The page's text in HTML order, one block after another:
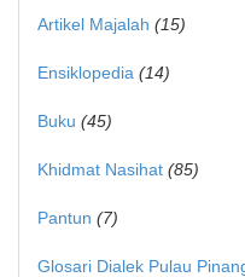
Artikel Majalah (15)
Ensiklopedia (14)
Buku (45)
Khidmat Nasihat (85)
Pantun (7)
Glosari Dialek Pulau